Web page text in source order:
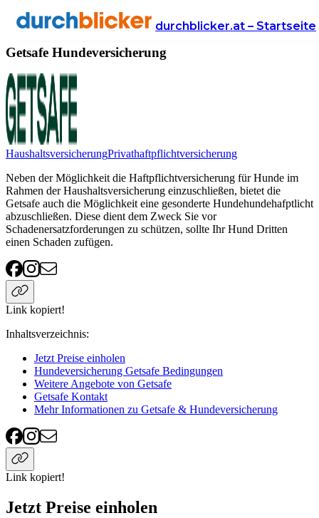
durchblicker.at – Startseite
Anbieter Versicherung hundeversicherung Getsafe
Getsafe Hundeversicherung
HaushaltsversicherungPrivathaftpflichtversicherung
Neben der Möglichkeit die Haftpflichtversicherung für Hunde im
Rahmen der Haushaltsversicherung einzuschließen, bietet die
Getsafe auch die Möglichkeit eine gesonderte Hundehundehafptlicht
abzuschließen. Diese dient dem Zweck Sie vor
Schadenersatzforderungen zu schützen, sollte Ihr Hund Dritten
einen Schaden zufügen.
Link kopiert!
Inhaltsverzeichnis:
Jetzt Preise einholen
Hundeversicherung Getsafe Bedingungen
Weitere Angebote von Getsafe
Getsafe Kontakt
Mehr Informationen zu Getsafe & Hundeversicherung
Link kopiert!
Jetzt Preise einholen